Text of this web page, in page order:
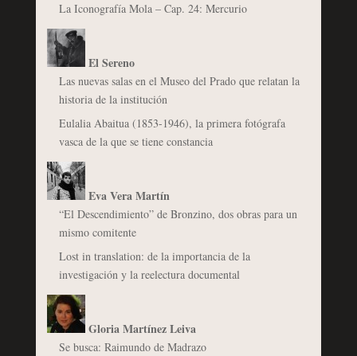
La Iconografía Mola – Cap. 24: Mercurio
El Sereno
Las nuevas salas en el Museo del Prado que relatan la
historia de la institución
Eulalia Abaitua (1853-1946), la primera fotógrafa
vasca de la que se tiene constancia
Eva Vera Martín
“El Descendimiento” de Bronzino, dos obras para un
mismo comitente
Lost in translation: de la importancia de la
investigación y la reelectura documental
Gloria Martínez Leiva
Se busca: Raimundo de Madrazo